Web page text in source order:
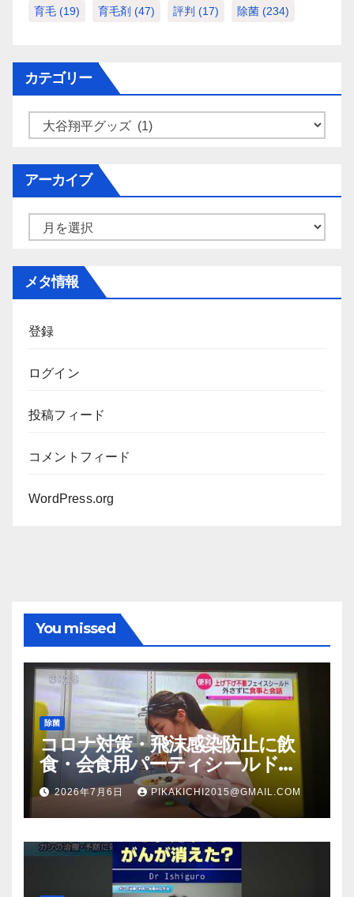
育毛 (19) 育毛剤 (47) 評判 (17) 除菌 (234)
カテゴリー
ー
アーカイブ
メタ情報
登録
ログイン
投稿フィード
コメントフィード
WordPress.org
You missed
除菌
コロナ対策・飛沫感染防止に飲
食・会食用パーティシールド
（マスク会食代替品）ＦＢＣ福井
放送のＴＶ番組での紹介映像
2026年7月6日 PIKAKICHI2015@GMAIL.COM